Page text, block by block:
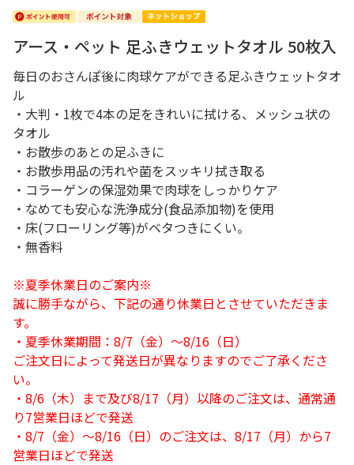
アース・ペット 足ふきウェットタオル 50枚入
毎日のおさんぽ後に肉球ケアができる足ふきウェットタオ
ル
・大判・1枚で4本の足をきれいに拭ける、メッシュ状の
タオル
・お散歩のあとの足ふきに
・お散歩用品の汚れや菌をスッキリ拭き取る
・コラーゲンの保湿効果で肉球をしっかりケア
・なめても安心な洗浄成分(食品添加物)を使用
・床(フローリング等)がベタつきにくい。
・無香料
※夏季休業日のご案内※
誠に勝手ながら、下記の通り休業日とさせていただきま
す。
・夏季休業期間：8/7（金）～8/16（日）
ご注文日によって発送日が異なりますのでご了承くださ
い。
・8/6（木）まで及び8/17（月）以降のご注文は、通常通
り7営業日ほどで発送
・8/7（金）～8/16（日）のご注文は、8/17（月）から7
営業日ほどで発送